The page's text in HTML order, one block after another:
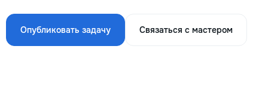
Опубликовать задачу Связаться с мастером